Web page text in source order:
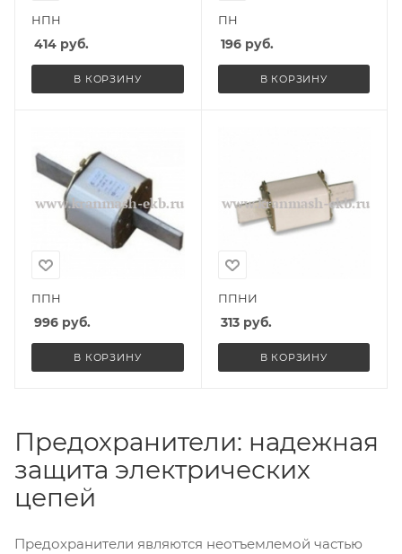
НПН
414 руб.
В КОРЗИНУ
ПН
196руб.
В КОРЗИНУ
ППН
996 руб.
В КОРЗИНУ
ППНИ
313руб.
В КОРЗИНУ
Предохранители: надежная
защита электрических
цепей
Предохранители являются неотъемлемой частью